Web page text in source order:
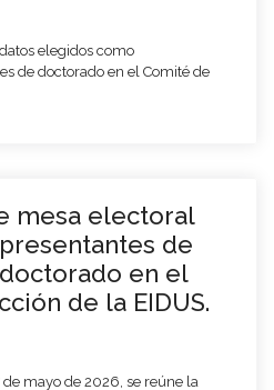
elegidos como
de doctorado en el Comité de
mesa electoral
de
en el
de la EIDUS.
mayo de 2026, se reúne la